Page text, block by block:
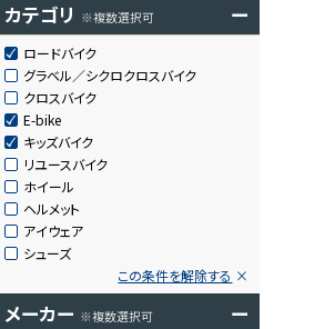
カテゴリ ※複数選択可 ー
ロードバイク
グラベル／シクロクロスバイク
クロスバイク
E-bike
キッズバイク
リユースバイク
ホイール
ヘルメット
アイウェア
シューズ
この条件を解除する
メーカー ※複数選択可 ー